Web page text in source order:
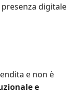
presenza digitale
e non è
e